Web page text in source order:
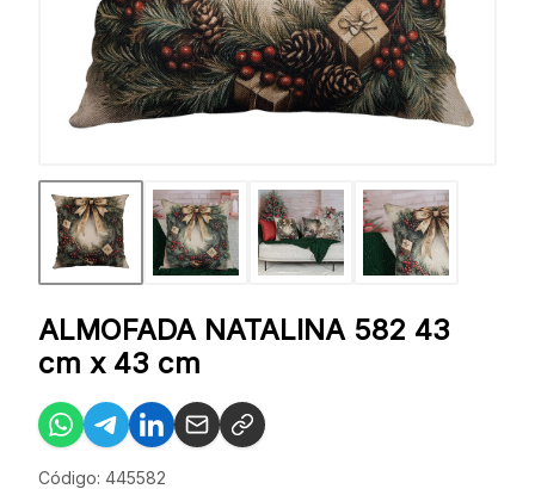
ALMOFADA NATALINA 582 43
cm x 43 cm
Código: 445582